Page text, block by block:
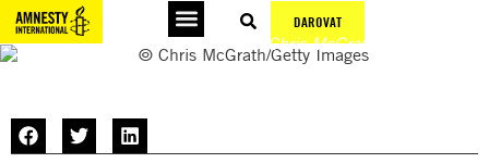
DAROVAT
© Chris McGrath/Getty Images